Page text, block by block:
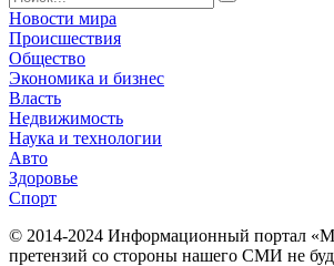
Новости мира
Происшествия
Общество
Экономика и бизнес
Власть
Недвижимость
Наука и технологии
Авто
Здоровье
Спорт
© 2014-2024 Информационный портал
претензий со стороны нашего СМИ не